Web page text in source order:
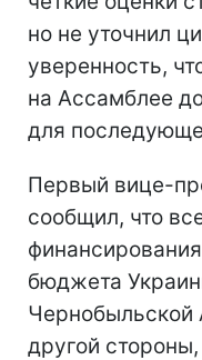
но не уточнил
уверенность,
на Ассамблее
для
Первый вице-
сообщил, что
бюджета
другой